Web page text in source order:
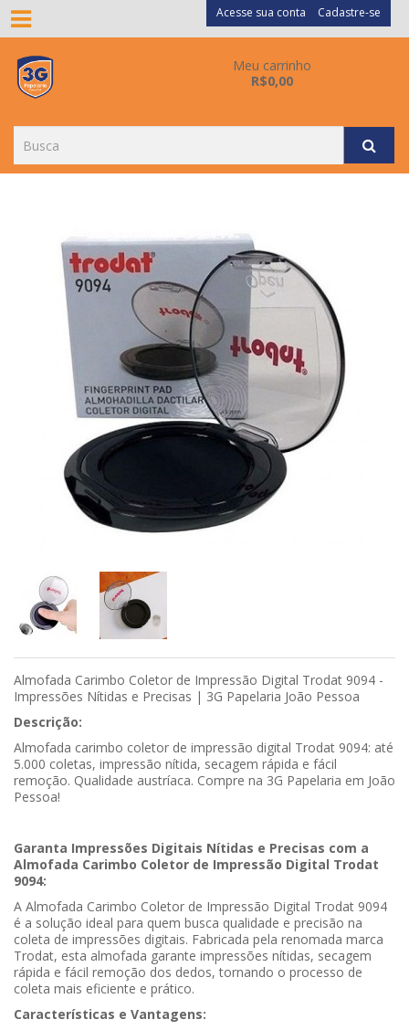
Acesse sua conta Cadastre-se
Meu carrinho
R$0,00
Almofada Carimbo Coletor de Impressão Digital Trodat 9094 -
Impressões Nítidas e Precisas | 3G Papelaria João Pessoa
Descrição:
Almofada carimbo coletor de impressão digital Trodat 9094: até
5.000 coletas, impressão nítida, secagem rápida e fácil
remoção. Qualidade austríaca. Compre na 3G Papelaria em João
Pessoa!
Garanta Impressões Digitais Nítidas e Precisas com a
Almofada Carimbo Coletor de Impressão Digital Trodat
9094:
A Almofada Carimbo Coletor de Impressão Digital Trodat 9094
é a solução ideal para quem busca qualidade e precisão na
coleta de impressões digitais. Fabricada pela renomada marca
Trodat, esta almofada garante impressões nítidas, secagem
rápida e fácil remoção dos dedos, tornando o processo de
coleta mais eficiente e prático.
Características e Vantagens: